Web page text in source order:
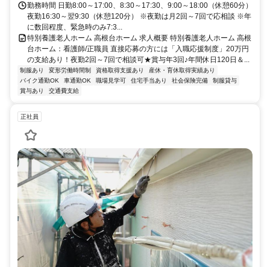
勤務時間 日勤8:00～17:00、8:30～17:30、9:00～18:00（休憩60分）
夜勤16:30～翌9:30（休憩120分） ※夜勤は月2回～7回で応相談 ※年
に数回程度、緊急時のみ7:3...
特別養護老人ホーム 高根台ホーム 求人概要 特別養護老人ホーム 高根
台ホーム：看護師/正職員 直接応募の方には「入職応援制度」20万円
の支給あり！夜勤2回～7回で相談可★賞与年3回♪年間休日120日＆...
制服あり 変形労働時間制 資格取得支援あり
産休・育休取得実績あり
バイク通勤OK
車通勤OK 職場見学可 住宅手当あり 社会保険完備
制服貸与
賞与あり
交通費支給
正社員